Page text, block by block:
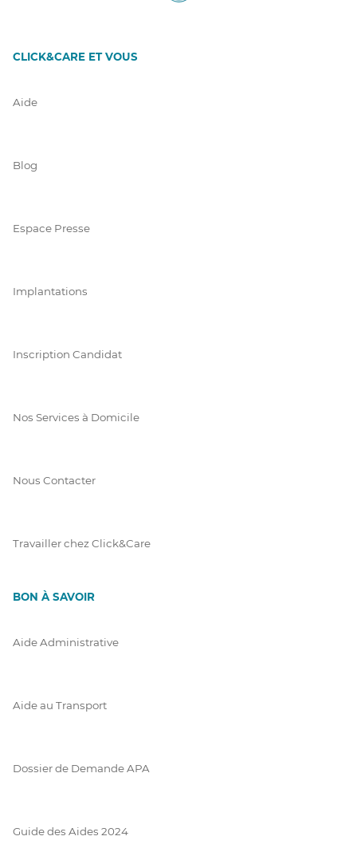
CLICK&CARE ET VOUS
Aide
Blog
Espace Presse
Implantations
Inscription Candidat
Nos Services à Domicile
Nous Contacter
Travailler chez Click&Care
BON À SAVOIR
Aide Administrative
Aide au Transport
Dossier de Demande APA
Guide des Aides 2024